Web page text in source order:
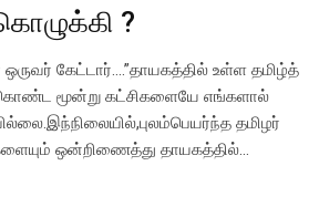
?
கேட்டார்….”தாயகத்தில் உள்ள தமிழ்த்
மூன்று கட்சிகளையே எங்களால்
தமிழர்
ஒன்றிணைத்து தாயகத்தில்…